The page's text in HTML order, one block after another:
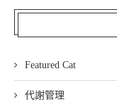
Featured Cat
代謝管理